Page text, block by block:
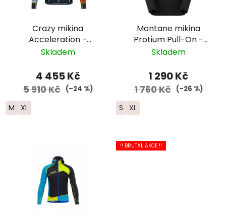
Crazy mikina
Acceleration -
pánská -
modrá
Skladem
4 455 Kč
5 910 Kč (–24 %)
M XL
Montane mikina
Protium Pull-On -
pánská - černá
Skladem
1 290 Kč
1 760 Kč (–26 %)
S XL
!! BRUTAL AKCE !!